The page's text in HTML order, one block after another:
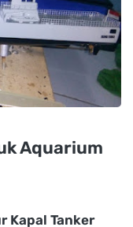
Aquarium
Kapal Tanker